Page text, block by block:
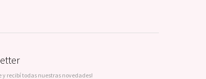
y recibí todas nuestras novedades!